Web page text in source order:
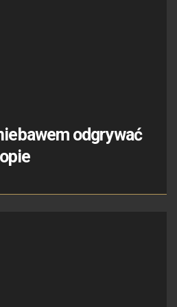
odgrywać